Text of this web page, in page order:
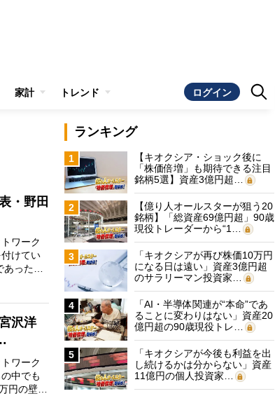
家計 トレンド ログイン
・野田
ワーク
けてい
った消
沢洋
ワーク
中でも
円の壁」
ランキング
1
【キオクシア・ショック後に
「株価倍増」も期待できる注目
銘柄5選】資産3億円超…
2
【億り人オールスターが狙う20
銘柄】「総資産69億円超」90歳
現役トレーダーから“1…
3
「キオクシアが再び株価10万円
になる日は遠い」資産3億円超
のサラリーマン投資家…
4
「AI・半導体関連が“本命”であ
ることに変わりはない」資産20
億円超の90歳現役トレ…
5
「キオクシアが今後も利益を出
し続けるかは分からない」資産
11億円の個人投資家…